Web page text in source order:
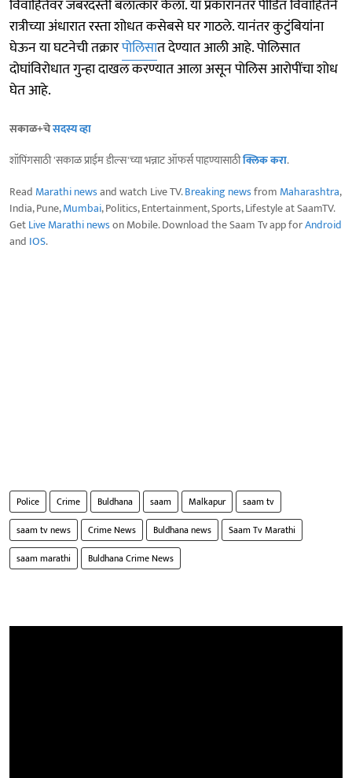
विवाहितेवर जबरदस्ती बलात्कार केला. या प्रकारानंतर पीडित विवाहितेने
रात्रीच्या अंधारात रस्ता शोधत कसेबसे घर गाठले. यानंतर कुटुंबियांना
घेऊन या घटनेची तक्रारपोलिसात देण्यात आली आहे. पोलिसात
दोघांविरोधात गुन्हा दाखल करण्यात आला असून पोलिस आरोपींचा शोध
घेत आहे.
सकाळ+चेसदस्य व्हा
शॉपिंगसाठी 'सकाळ प्राईम डील्स'च्या भन्नाट ऑफर्स पाहण्यासाठीक्लिक करा.
Read Marathi newsand watch Live TV.Breaking newsfrom Maharashtra,
India, Pune,Mumbai, Politics, Entertainment, Sports, Lifestyle at SaamTV.
GetLive Marathi newson Mobile. Download the Saam Tv app forAndroid
and IOS.
Police Crime Buldhana saam Malkapur
saam tv
saam tv news
Crime News Buldhana news
Saam Tv Marathi
saam marathi
Buldhana Crime News